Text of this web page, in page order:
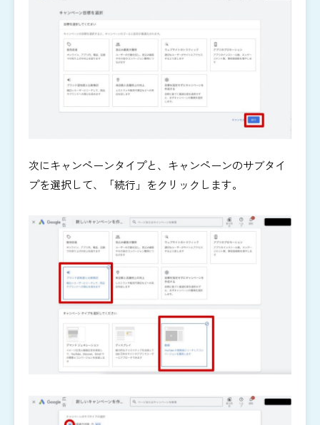
次にキャンペーンタイプと、キャンペーンのサブタイ
プを選択して、「続行」をクリックします。